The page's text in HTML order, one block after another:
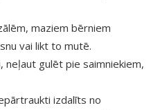
maziem bērniem
vai likt to mutē.
neļaut gulēt pie saimniekiem,
izdalīts no